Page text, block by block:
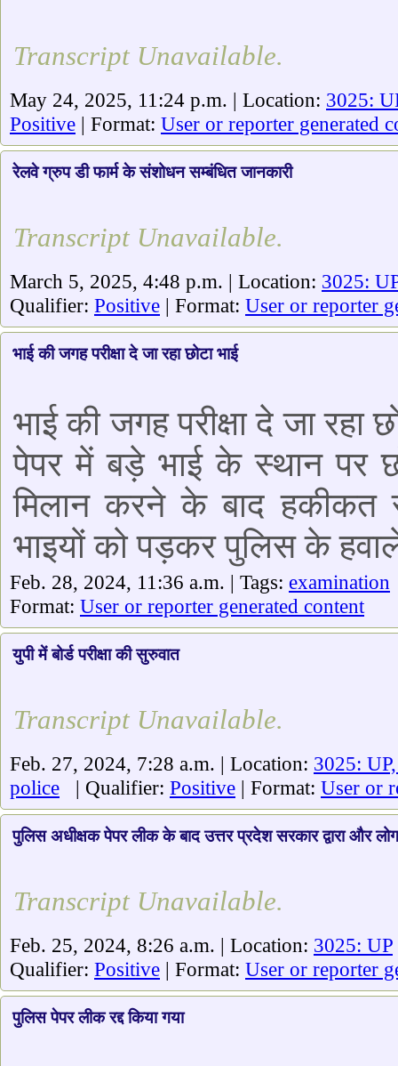
Transcript Unavailable.
May 24, 2025, 11:24 p.m. | Location: 3025:
Positive | Format: User or reporter generated
रेलवे ग्रुप डी फार्म के संशोधन सम्बंधित जानकारी
Transcript Unavailable.
March 5, 2025, 4:48 p.m. | Location: 3025:
Qualifier: Positive | Format: User or reporter
भाई की जगह परीक्षा दे जा रहा छोटा भाई
भाई की जगह परीक्षा दे जा
पेपर में बड़े भाई के स्थान पर
मिलान करने के बाद हकीकत
भाइयों को पड़कर पुलिस के
Feb. 28, 2024, 11:36 a.m. | Tags: examination
Format: User or reporter generated content
युपी में बोर्ड परीक्षा की सुरुवात
Transcript Unavailable.
Feb. 27, 2024, 7:28 a.m. | Location: 3025:
police | Qualifier: Positive | Format: User or
पुलिस अधीक्षक पेपर लीक के बाद उत्तर प्रदेश सरकार द्वारा और
Transcript Unavailable.
Feb. 25, 2024, 8:26 a.m. | Location: 3025: UP
Qualifier: Positive | Format: User or reporter
पुलिस पेपर लीक रद्द किया गया